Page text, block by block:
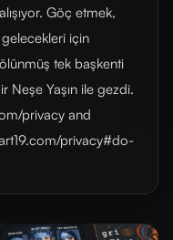
Göç etmek,
için
tek başkenti
Neşe Yaşın ile gezdi.
privacy and
privacy#do-